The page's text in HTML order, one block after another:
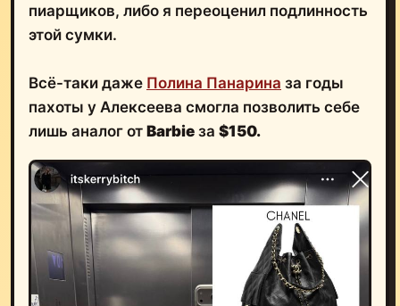
пиарщиков, либо я переоценил подлинность
этой сумки.
Всё-таки даже Полина Панарина за годы
пахоты у Алексеева смогла позволить себе
лишь аналог от Barbie за $150.